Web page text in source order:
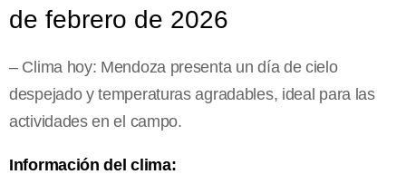
de febrero de 2026
– Clima hoy: Mendoza presenta un día de cielo
despejado y temperaturas agradables, ideal para las
actividades en el campo.
Información del clima: